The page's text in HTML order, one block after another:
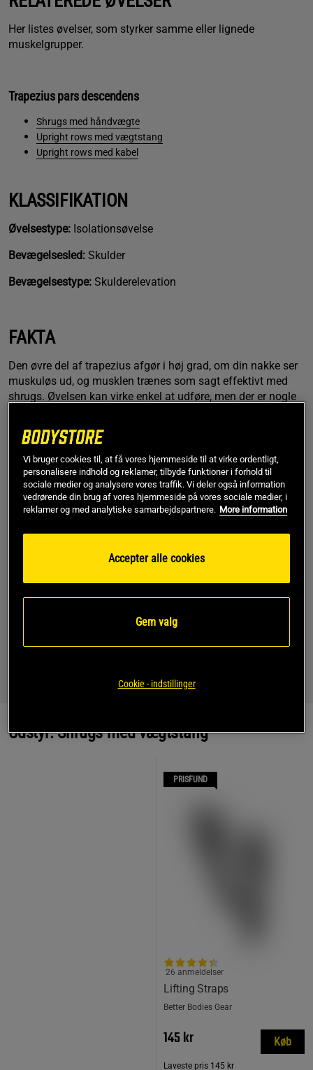
Her listes øvelser, som styrker samme eller lignede
muskelgrupper.
Trapezius pars descendens
Shrugs med håndvægte
Upright rows med vægtstang
Upright rows med kabel
KLASSIFIKATION
Øvelsestype: Isolationsøvelse
Bevægelsesled: Skulder
Bevægelsestype: Skulderelevation
FAKTA
Den øvre del af trapezius afgør i høj grad, om din nakke ser
muskuløs ud, og musklen trænes som sagt effektivt med
shrugs. Øvelsen kan virke enkel at udføre, men der er nogle
med vægtstang til en effektiv øvelse.
UDSTYR
Her er forslag til personligt tilbehør, der kan gøre øvelsen
nemmere og/eller mindske risikoen for skader.
grebstyrke. Hvis du ønsker mere grebstyrke er det en god idé
der udføres med frie vægte, kræver gode og passende
sål giver et ustabilt underlag, og derfor er
Udstyr: Shrugs med vægtstang
PRISFUND
Lifting Straps
26 anmeldelser
Better Bodies Gear
145 kr
Laveste pris 145 kr
Køb
Vi bruger cookies til, at få vores hjemmeside til at virke ordentligt,
personalisere indhold og reklamer, tilbyde funktioner i forhold til
sociale medier og analysere vores traffik. Vi deler også information
vedrørende din brug af vores hjemmeside på vores sociale medier, i
reklamer og med analytiske samarbejdspartnere. More information
Accepter alle cookies
Gem valg
Cookie - indstillinger